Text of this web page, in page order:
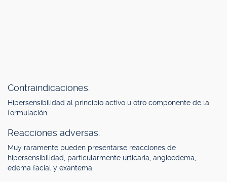
Contraindicaciones.
Hipersensibilidad al principio activo u otro componente de la
formulación.
Reacciones adversas.
Muy raramente pueden presentarse reacciones de
hipersensibilidad, particularmente urticaria, angioedema,
edema facial y exantema.